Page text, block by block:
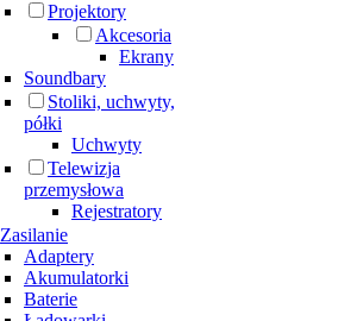
Projektory
Akcesoria
Ekrany
Soundbary
Stoliki, uchwyty,
półki
Uchwyty
Telewizja
przemysłowa
Rejestratory
Zasilanie
Adaptery
Akumulatorki
Baterie